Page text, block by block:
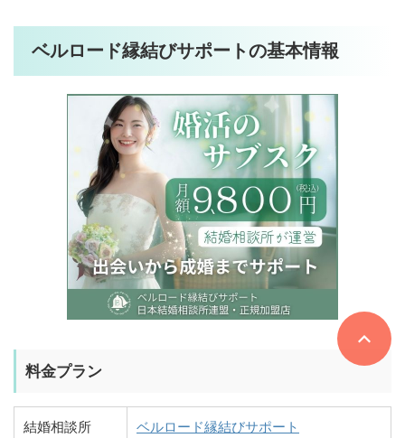
ベルロード縁結びサポートの基本情報
料金プラン
結婚相談所 ベルロード縁結びサポート